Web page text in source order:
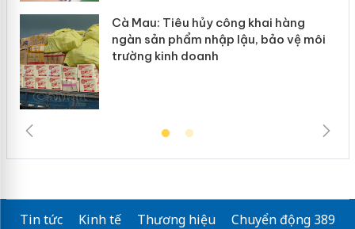
Cà Mau: Tiêu hủy công khai hàng
ngàn sản phẩm nhập lậu, bảo vệ môi
trường kinh doanh
Tin tức Kinh tế Thương hiệu
Chuyển động 389